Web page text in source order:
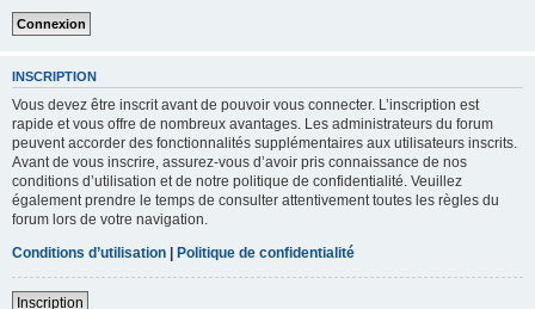
INSCRIPTION
Vous devez être inscrit avant de pouvoir vous connecter. L’inscription est
rapide et vous offre de nombreux avantages. Les administrateurs du forum
peuvent accorder des fonctionnalités supplémentaires aux utilisateurs inscrits.
Avant de vous inscrire, assurez-vous d’avoir pris connaissance de nos
conditions d’utilisation et de notre politique de confidentialité. Veuillez
également prendre le temps de consulter attentivement toutes les règles du
forum lors de votre navigation.
Conditions d’utilisation | Politique de confidentialité
Inscription